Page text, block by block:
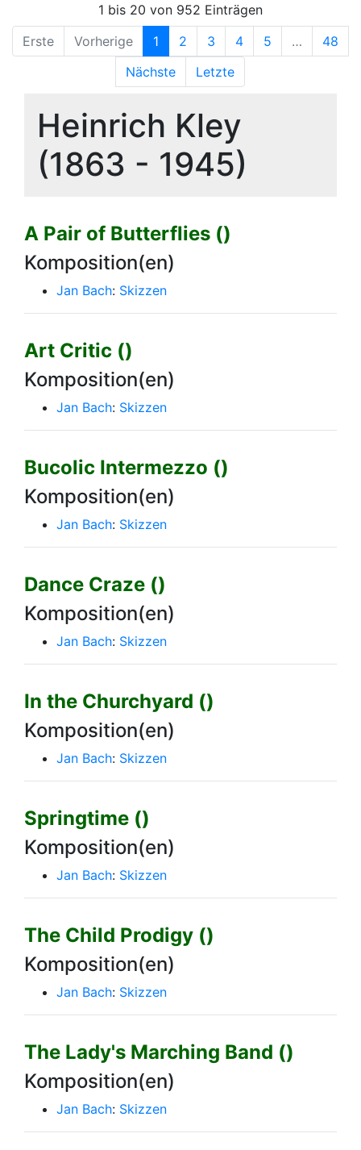
1 bis 20 von 952 Einträgen
Erste
Vorherige 1 2 3 4 5 …
48
Nächste
Letzte
Heinrich Kley
(1863 - 1945)
A Pair of Butterflies ()
Komposition(en)
Jan Bach: Skizzen
Art Critic ()
Komposition(en)
Jan Bach: Skizzen
Bucolic Intermezzo ()
Komposition(en)
Jan Bach: Skizzen
Dance Craze ()
Komposition(en)
Jan Bach: Skizzen
In the Churchyard ()
Komposition(en)
Jan Bach: Skizzen
Springtime ()
Komposition(en)
Jan Bach: Skizzen
The Child Prodigy ()
Komposition(en)
Jan Bach: Skizzen
The Lady's Marching Band ()
Komposition(en)
Jan Bach: Skizzen